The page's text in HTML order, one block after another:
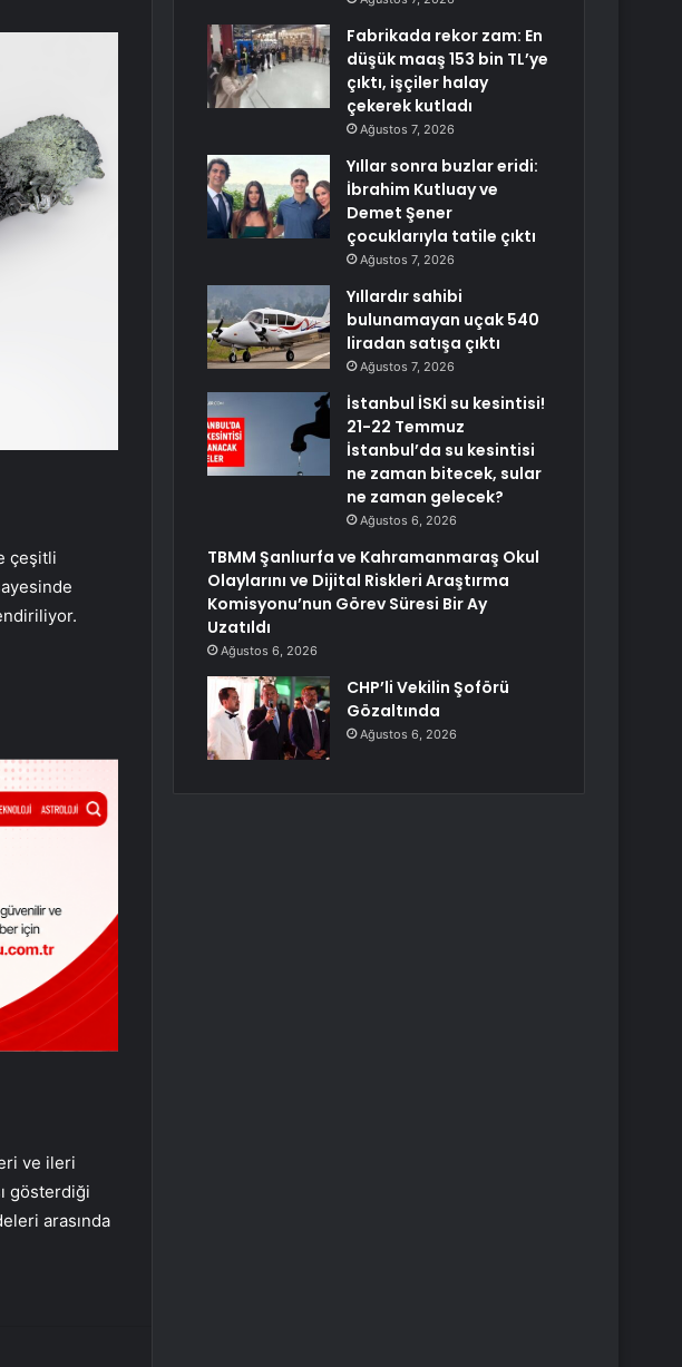
çeşitli
ve ileri
gösterdiği
arasında
Fabrikada rekor zam: En
düşük maaş 153 bin TL’ye
çıktı, işçiler halay
çekerek kutladı
Ağustos 7, 2026
Yıllar sonra buzlar eridi:
İbrahim Kutluay ve
Demet Şener
çocuklarıyla tatile çıktı
Ağustos 7, 2026
Yıllardır sahibi
bulunamayan uçak 540
liradan satışa çıktı
Ağustos 7, 2026
İstanbul İSKİ su kesintisi!
21-22 Temmuz
İstanbul’da su kesintisi
ne zaman bitecek, sular
ne zaman gelecek?
Ağustos 6, 2026
TBMM Şanlıurfa ve Kahramanmaraş Okul
Olaylarını ve Dijital Riskleri Araştırma
Komisyonu’nun Görev Süresi Bir Ay
Uzatıldı
Ağustos 6, 2026
CHP’li Vekilin Şoförü
Gözaltında
Ağustos 6, 2026